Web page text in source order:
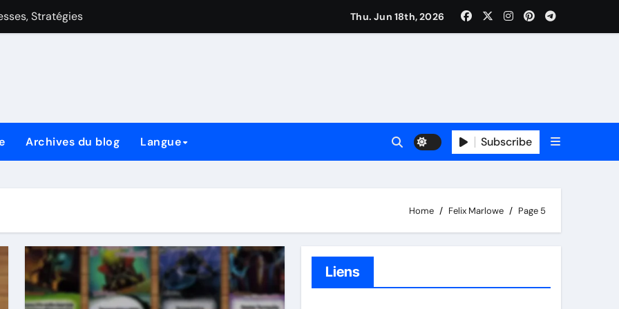
Stratégies
de Style de Jeu, Cartes Clés et Stratégies
de style de jeu, cartes clés et stratégies
Thu. Jun 18th, 2026
Archives du blog Langue Subscribe
Home Felix Marlowe Page 5
Liens